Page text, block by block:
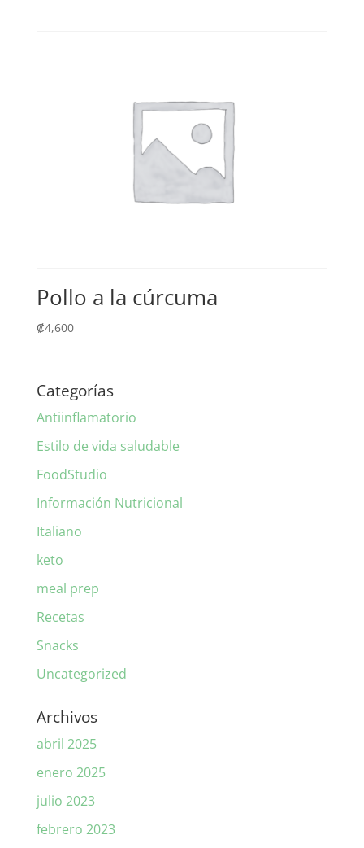
Pollo a la cúrcuma
₡4,600
Categorías
Antiinflamatorio
Estilo de vida saludable
FoodStudio
Información Nutricional
Italiano
keto
meal prep
Recetas
Snacks
Uncategorized
Archivos
abril 2025
enero 2025
julio 2023
febrero 2023